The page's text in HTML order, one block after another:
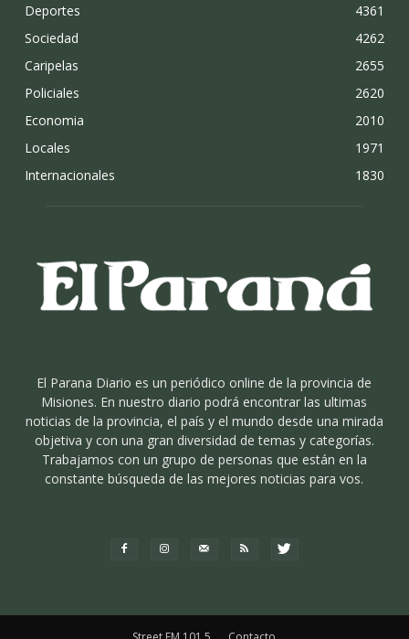
Deportes
4361
Sociedad
4262
Caripelas
2655
Policiales
2620
Economia
2010
Locales
1971
Internacionales
1830
El Parana Diario es un periódico online de la provincia de
Misiones. En nuestro diario podrá encontrar las ultimas
noticias de la provincia, el país y el mundo desde una mirada
objetiva y con una gran diversidad de temas y categorías.
Trabajamos con un grupo de personas que están en la
constante búsqueda de las mejores noticias para vos.